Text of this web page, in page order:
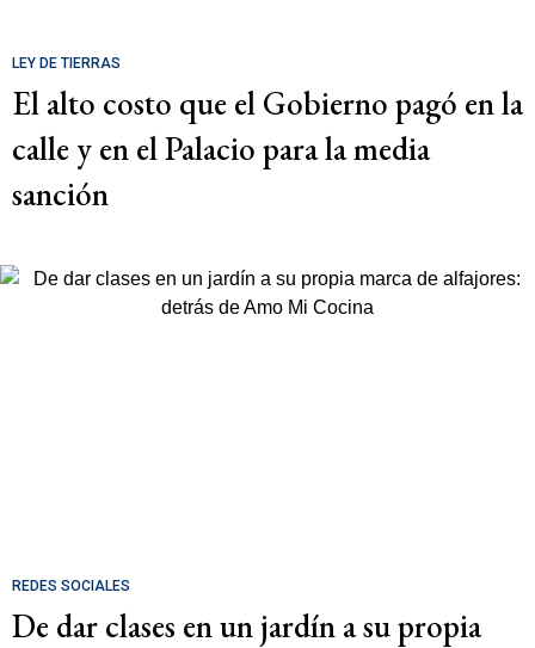
LEY DE TIERRAS
El alto costo que el Gobierno pagó en la
calle y en el Palacio para la media
sanción
REDES SOCIALES
De dar clases en un jardín a su propia